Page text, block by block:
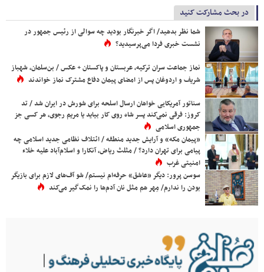
در بحث مشارکت کنید
شما نظر بدهید/ اگر خبرنگار بودید چه سوالی از رئیس جمهور در
نشست خبری فردا می‌پرسیدید؟
نماز جماعت سران ترکیه، عربستان و پاکستان + عکس / بن‌سلمان، شهباز
شریف و اردوغان پس از امضای پیمان دفاع مشترک نماز خواندند
سناتور آمریکایی خواهان ارسال اسلحه برای شورش در ایران شد / تد
کروز: فرقی نمی‌کند پسر شاه روی کار بیاید یا مریم رجوی، هر کسی جز
جمهوری اسلامی
«پیمان مکه» و آرایش جدید منطقه / ائتلاف نظامی جدید اسلامی چه
پیامی برای تهران دارد؟ / مثلث ریاض، آنکارا و اسلام‌آباد علیه خلاء
امنیتی غرب
سوسن پرور: دیگر «عاشق» حرفه‌ام نیستم/ شو آف‌های لازم برای بازیگر
بودن را ندارم/ مِهر هم مثل نان آدم‌ها را نمک‌گیر می‌کند